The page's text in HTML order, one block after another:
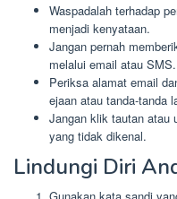
Waspadalah terhadap
menjadi kenyataan.
Jangan pernah
melalui email atau SMS.
Periksa alamat email
ejaan atau tanda-tanda
Jangan klik tautan atau
yang tidak dikenal.
Lindungi Diri